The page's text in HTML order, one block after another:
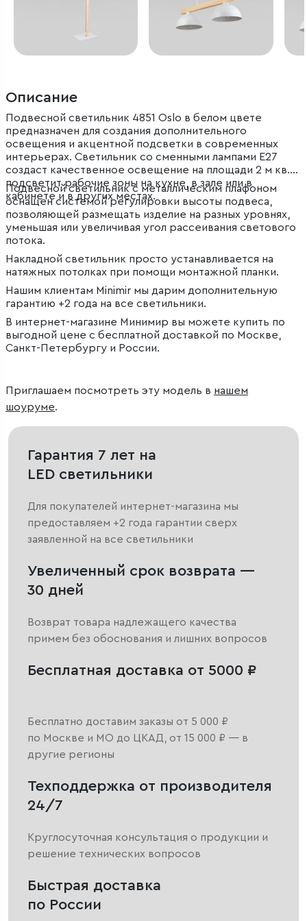
Описание
Подвесной светильник 4851 Oslo в белом цвете
предназначен для создания дополнительного
освещения и акцентной подсветки в современных
интерьерах. Светильник со сменными лампами E27
создаст качественное освещение на площади 2 м кв. и
подсветит рабочие зоны на кухне, в зале или в
кабинете и в других местах.
Подвесной светильник с металлическим плафоном
оснащен системой регулировки высоты подвеса,
позволяющей размещать изделие на разных уровнях,
уменьшая или увеличивая угол рассеивания светового
потока.
Накладной светильник просто устанавливается на
натяжных потолках при помощи монтажной планки.
Нашим клиентам Minimir мы дарим дополнительную
гарантию +2 года на все светильники.
В интернет-магазине Минимир вы можете купить по
выгодной цене с бесплатной доставкой по Москве,
Санкт-Петербургу и России.
Приглашаем посмотреть эту модель в нашем
шоуруме.
Гарантия 7 лет на
LED светильники
Для покупателей интернет-магазина мы
предоставляем +2 года гарантии сверх
заявленной на все светильники
Увеличенный срок возврата —
30 дней
Возврат товара надлежащего качества
примем без обоснования и лишних вопросов
Бесплатная доставка от 5000 ₽
Бесплатно доставим заказы от 5 000 ₽
по Москве и МО до ЦКАД, от 15 000 ₽ — в
другие регионы
Техподдержка от производителя
24/7
Круглосуточная консультация о продукции и
решение технических вопросов
Быстрая доставка
по России